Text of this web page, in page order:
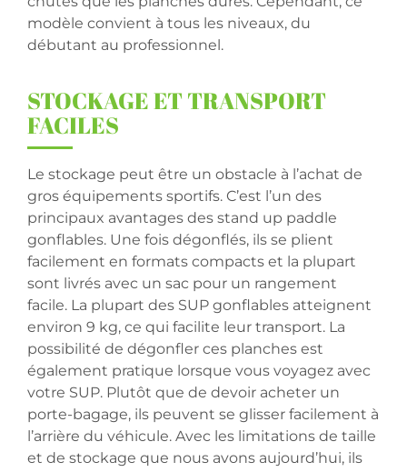
modèle convient à tous les niveaux, du
débutant au professionnel.
STOCKAGE ET TRANSPORT
FACILES
Le stockage peut être un obstacle à l’achat de
gros équipements sportifs. C’est l’un des
principaux avantages des stand up paddle
gonflables. Une fois dégonflés, ils se plient
facilement en formats compacts et la plupart
sont livrés avec un sac pour un rangement
facile. La plupart des SUP gonflables atteignent
environ 9 kg, ce qui facilite leur transport. La
possibilité de dégonfler ces planches est
également pratique lorsque vous voyagez avec
votre SUP. Plutôt que de devoir acheter un
porte-bagage, ils peuvent se glisser facilement à
l’arrière du véhicule. Avec les limitations de taille
et de stockage que nous avons aujourd’hui, ils